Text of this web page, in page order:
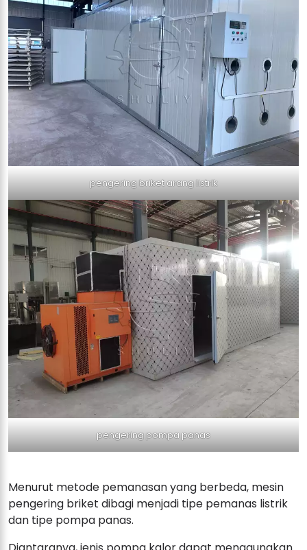
pengering briket arang listrik
pengering pompa panas
Menurut metode pemanasan yang berbeda, mesin
pengering briket dibagi menjadi tipe pemanas listrik
dan tipe pompa panas.